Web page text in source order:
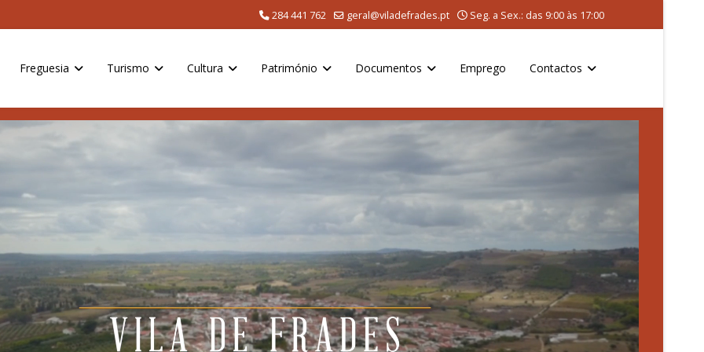
284 441 762 geral@viladefrades.pt Seg. a Sex.: das 9:00 às 17:00
Freguesia Turismo Cultura Património Documentos Emprego Contactos